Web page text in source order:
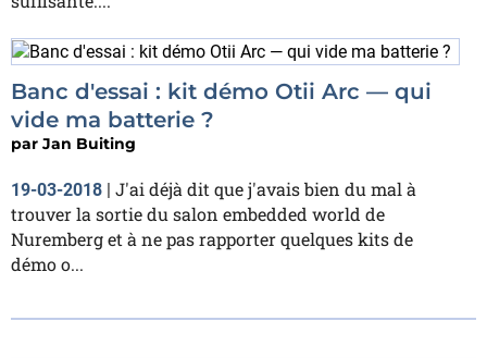
Banc d'essai : kit démo Otii Arc — qui
vide ma batterie ?
par Jan Buiting
19-03-2018 | J'ai déjà dit que j'avais bien du mal à
trouver la sortie du salon embedded world de
Nuremberg et à ne pas rapporter quelques kits de
démo o...